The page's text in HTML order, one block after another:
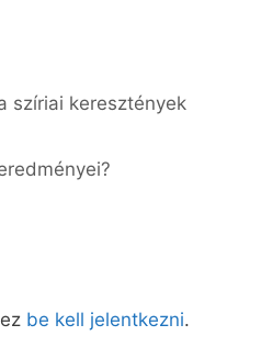
szíriai keresztények
be kell jelentkezni.